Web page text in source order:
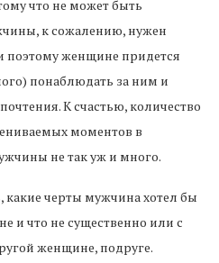
что не может быть
к сожалению, нужен
женщине придется
понаблюдать за ним и
К счастью, количество
моментов в
не так уж и много.
какие черты мужчина хотел бы
и что не существенно или с
женщине, подруге.